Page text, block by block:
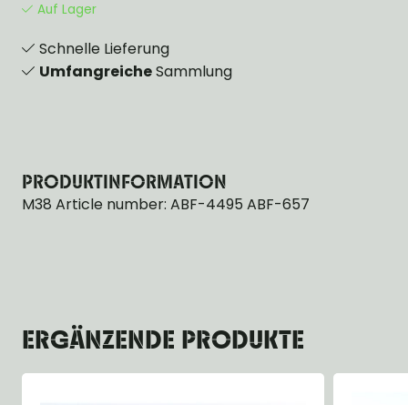
Auf Lager
Schnelle Lieferung
UmfangreicheSammlung
PRODUKTINFORMATION
M38 Article number: ABF-4495 ABF-657
ERGÄNZENDE PRODUKTE